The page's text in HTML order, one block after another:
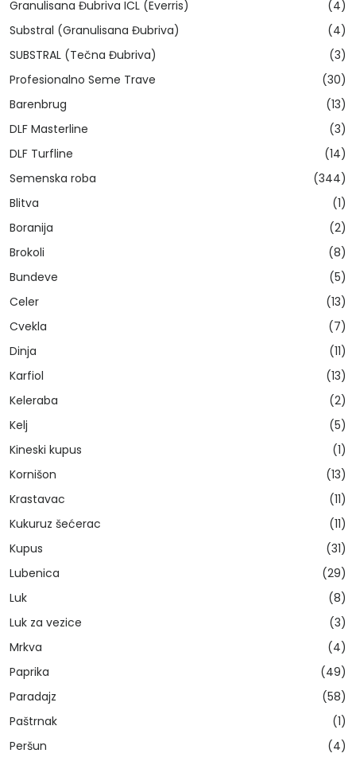
Granulisana Đubriva ICL (Everris)
(4)
Substral (Granulisana Đubriva)
(4)
SUBSTRAL (Tečna Đubriva)
(3)
Profesionalno Seme Trave
(30)
Barenbrug
(13)
DLF Masterline
(3)
DLF Turfline
(14)
Semenska roba
(344)
Blitva
(1)
Boranija
(2)
Brokoli
(8)
Bundeve
(5)
Celer
(13)
Cvekla
(7)
Dinja
(11)
Karfiol
(13)
Keleraba
(2)
Kelj
(5)
Kineski kupus
(1)
Kornišon
(13)
Krastavac
(11)
Kukuruz šećerac
(11)
Kupus
(31)
Lubenica
(29)
Luk
(8)
Luk za vezice
(3)
Mrkva
(4)
Paprika
(49)
Paradajz
(58)
Paštrnak
(1)
Peršun
(4)